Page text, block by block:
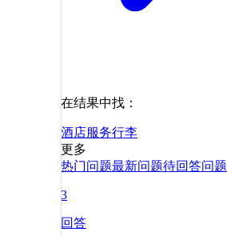
在结果中找：
酒店服务行李
更多
热门问题最新问题待回答问题
3
回答